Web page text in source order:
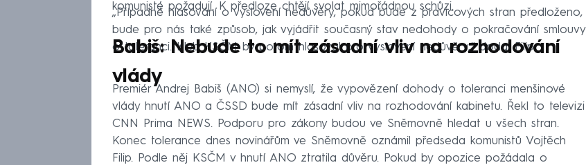
komunisté požadují. K předloze chtějí svolat mimořádnou schůzi.
„Případné hlasování o vyslovení nedůvěry, pokud bude z pravicových stran předloženo,
bude pro nás také způsob, jak vyjádřit současný stav nedohody o pokračování smlouvy
o toleranci. Klub KSČM by potom hlasoval pro vyslovení nedůvěry,“ dodal Filip.
Babiš: Nebude to mít zásadní vliv na rozhodování
vlády
Premiér Andrej Babiš (ANO) si nemyslí, že vypovězení dohody o toleranci menšinové
vlády hnutí ANO a ČSSD bude mít zásadní vliv na rozhodování kabinetu. Řekl to televizi
CNN Prima NEWS. Podporu pro zákony budou ve Sněmovně hledat u všech stran.
Konec tolerance dnes novinářům ve Sněmovně oznámil předseda komunistů Vojtěch
Filip. Podle něj KSČM v hnutí ANO ztratila důvěru. Pokud by opozice požádala o